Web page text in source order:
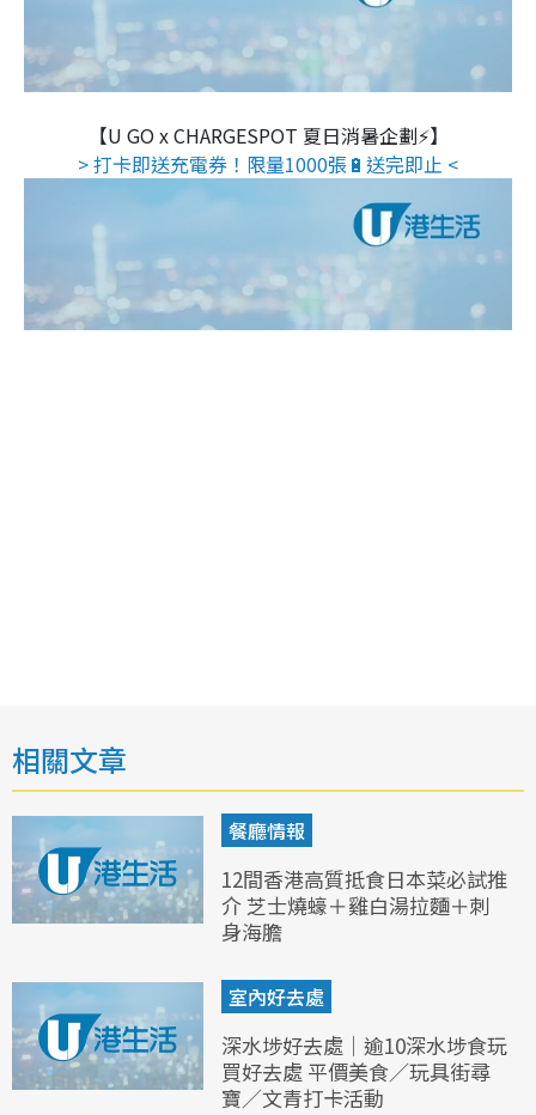
【U GO x CHARGESPOT 夏日消暑企劃⚡】
> 打卡即送充電券！限量1000張🔋送完即止 <
相關文章
餐廳情報
12間香港高質抵食日本菜必試推
介 芝士燒蠔＋雞白湯拉麵＋刺
身海膽
室內好去處
深水埗好去處｜逾10深水埗食玩
買好去處 平價美食／玩具街尋
寶／文青打卡活動